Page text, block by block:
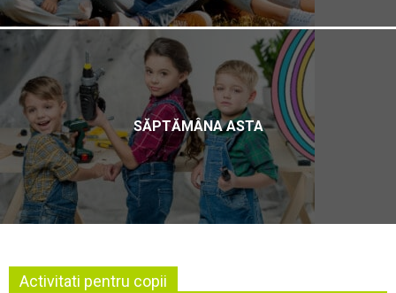
SĂPTĂMÂNA ASTA
Activitati pentru copii